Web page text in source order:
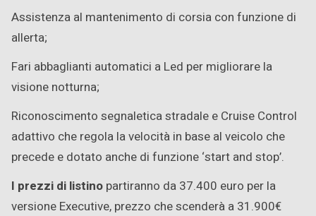
Assistenza al mantenimento di corsia con funzione di
allerta;
Fari abbaglianti automatici a Led per migliorare la
visione notturna;
Riconoscimento segnaletica stradale e Cruise Control
adattivo che regola la velocità in base al veicolo che
precede e dotato anche di funzione ‘start and stop’.
I prezzi di listino partiranno da 37.400 euro per la
versione Executive, prezzo che scenderà a 31.900€